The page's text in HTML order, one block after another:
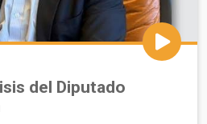
del Diputado